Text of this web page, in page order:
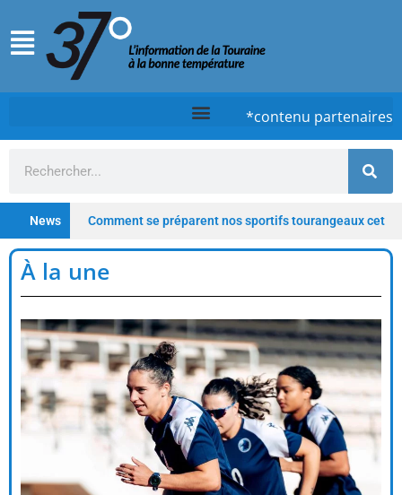
*contenu partenaires
News Comment se préparent nos sportifs tourangeaux cet
Chez Case, à Tours, la cuisine d’un timide
Saint-Gatien poursuit sa transformation Depuis
les Deux-Lions à Tours, Starway veut rester un fleuron du
vélo électrique français Profitez de l’été pour
(re)découvrir le CCC OD « On veut mettre le feu à
Tonnellé » : le nouveau président de l’US Tours Rugby voit
À la une